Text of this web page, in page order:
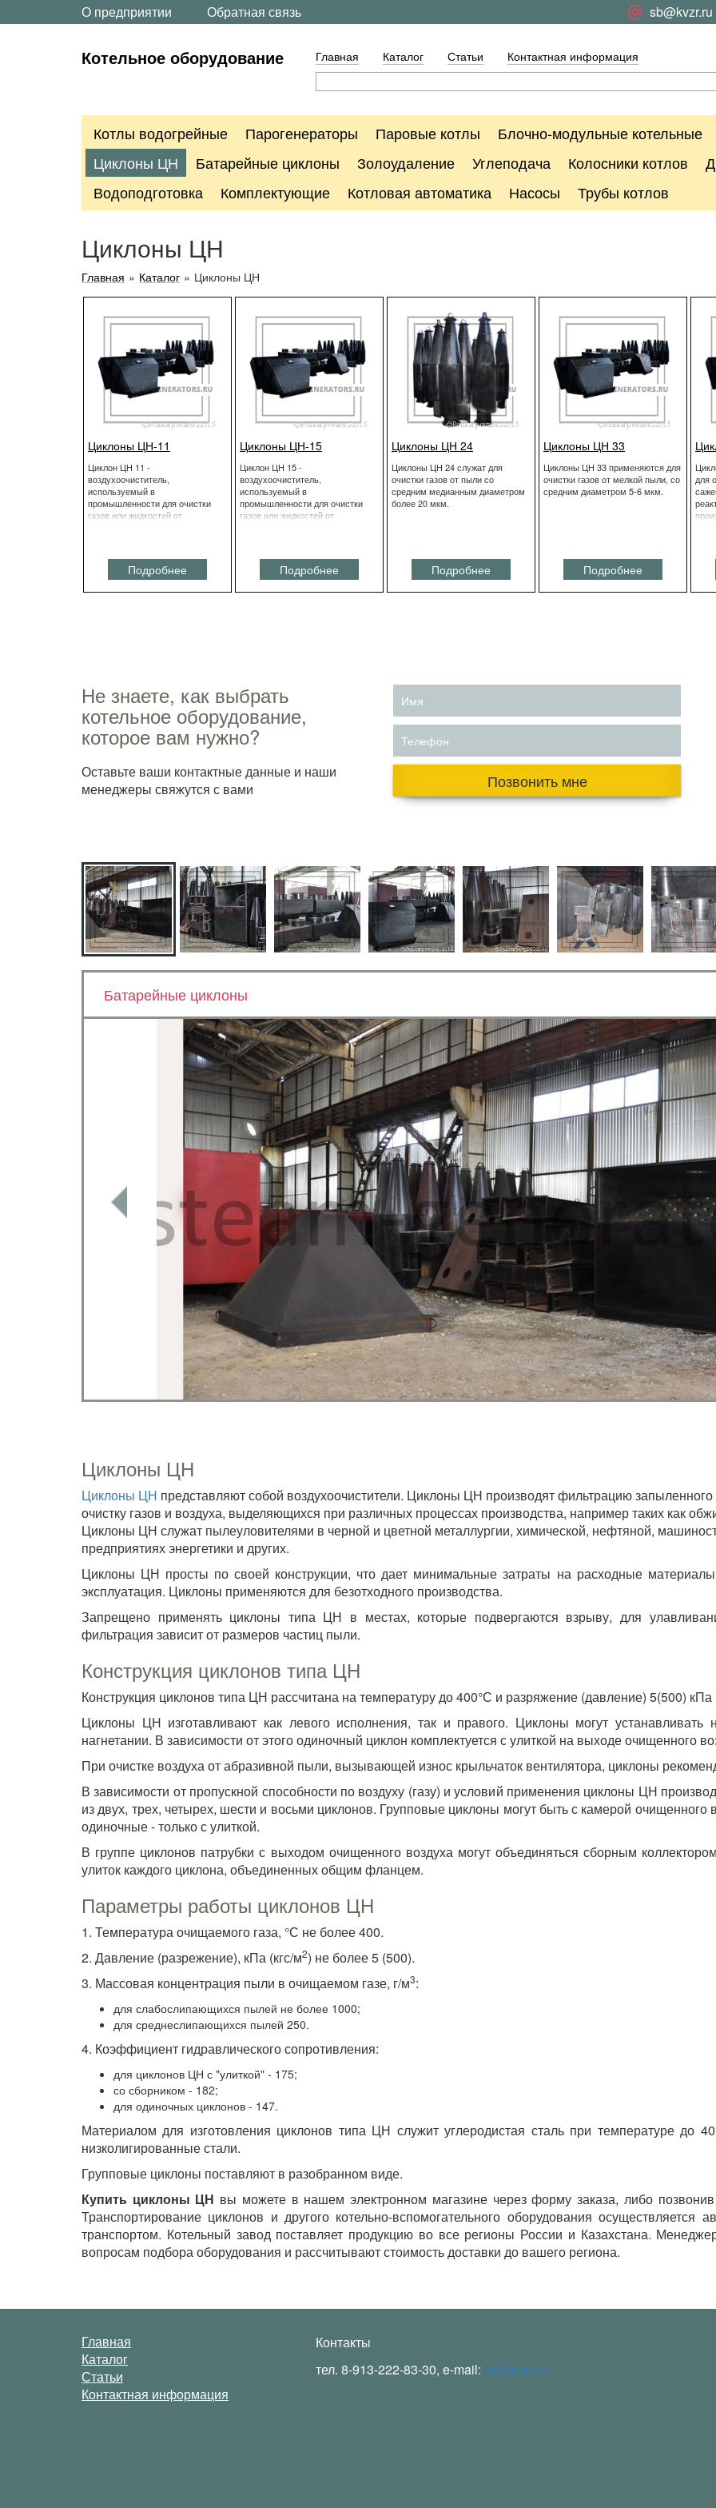
О предприятии Обратная связь sb@kvzr.ru
Котельное оборудование Главная Каталог Статьи Контактная информация
Котлы водогрейные Парогенераторы Паровые котлы
Блочно-модульные котельные
Циклоны ЦН
Батарейные циклоны Золоудаление Углеподача Колосники котлов
Водоподготовка
Комплектующие Котловая автоматика Насосы Трубы котлов
Циклоны ЦН
Главная » Каталог » Циклоны ЦН
Циклоны ЦН-11
Циклон ЦН 11 -
воздухоочиститель,
используемый в
промышленности для очистки
газов или жидкостей от
Подробнее
Циклоны ЦН-15
Циклон ЦН 15 -
воздухоочиститель,
используемый в
промышленности для очистки
газов или жидкостей от
Подробнее
Циклоны ЦН 24
Циклоны ЦН 24 служат для
очистки газов от пыли со
средним медианным диаметром
более 20 мкм.
Подробнее
Циклоны ЦН 33
Циклоны ЦН 33 применяются для
очистки газов от мелкой пыли, со
средним диаметром 5-6 мкм.
Подробнее
для
Не знаете, как выбрать
котельное оборудование,
которое вам нужно?
Оставьте ваши контактные данные и наши
менеджеры свяжутся с вами
Имя
Телефон
Позвонить мне
Батарейные циклоны
Циклоны ЦН
Циклоны ЦН представляют собой воздухоочистители. Циклоны ЦН производят фильтрацию
очистку газов и воздуха, выделяющихся при различных процессах производства, например таких как
Циклоны ЦН служат пылеуловителями в черной и цветной металлургии, химической, нефтяной,
предприятиях энергетики и других.
Циклоны ЦН просты по своей конструкции, что дает минимальные затраты на расходные
эксплуатация. Циклоны применяются для безотходного производства.
Запрещено применять циклоны типа ЦН в местах, которые подвергаются взрыву, для
фильтрация зависит от размеров частиц пыли.
Конструкция циклонов типа ЦН
Конструкция циклонов типа ЦН рассчитана на температуру до 400°С и разряжение (давление) 5(500) кПа
Циклоны ЦН изготавливают как левого исполнения, так и правого. Циклоны могут
нагнетании. В зависимости от этого одиночный циклон комплектуется с улиткой на выходе очищенного
При очистке воздуха от абразивной пыли, вызывающей износ крыльчаток вентилятора, циклоны
В зависимости от пропускной способности по воздуху (газу) и условий применения циклоны ЦН
из двух, трех, четырех, шести и восьми циклонов. Групповые циклоны могут быть с камерой очищенного
одиночные - только с улиткой.
В группе циклонов патрубки с выходом очищенного воздуха могут объединяться сборным
улиток каждого циклона, объединенных общим фланцем.
Параметры работы циклонов ЦН
1. Температура очищаемого газа, °С не более 400.
2. Давление (разрежение), кПа (кгс/м2) не более 5 (500).
3. Массовая концентрация пыли в очищаемом газе, г/м3:
для слабослипающихся пылей не более 1000;
для среднеслипающихся пылей 250.
4. Коэффициент гидравлического сопротивления:
для циклонов ЦН с "улиткой" - 175;
со сборником - 182;
для одиночных циклонов - 147.
Материалом для изготовления циклонов типа ЦН служит углеродистая сталь при температуре до
низколигированные стали.
Групповые циклоны поставляют в разобранном виде.
Купить циклоны ЦН вы можете в нашем электронном магазине через форму заказа, либо
Транспортирование циклонов и другого котельно-вспомогательного оборудования
транспортом. Котельный завод поставляет продукцию во все регионы России и Казахстана.
вопросам подбора оборудования и рассчитывают стоимость доставки до вашего региона.
Главная
Каталог
Статьи
Контактная информация
Контакты
тел. 8-913-222-83-30, e-mail: sb@kvzr.ru